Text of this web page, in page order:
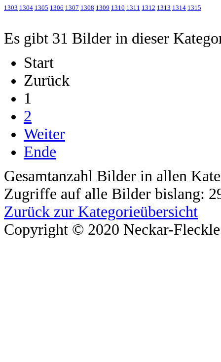
1303 1304 1305 1306 1307 1308 1309 1310 1311 1312 1313 1314 1315
Es gibt 31 Bilder in dieser
Start
Zurück
1
2
Weiter
Ende
Gesamtanzahl Bilder in allen
Zugriffe auf alle Bilder bislang:
Zurück zur Kategorieübersicht
Copyright © 2020 Neckar-